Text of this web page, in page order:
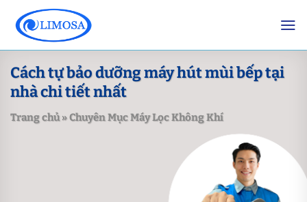
content
Cách tự bảo dưỡng máy hút mùi bếp tại
nhà chi tiết nhất
Trang chủ»Chuyên Mục Máy Lọc Không Khí